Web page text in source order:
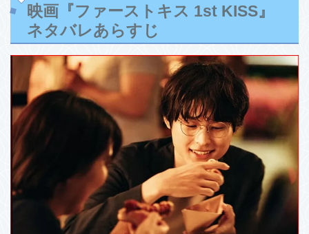
映画『ファーストキス 1st KISS』
ネタバレあらすじ